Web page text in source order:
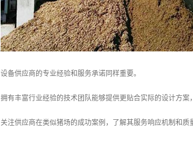
设备供应商的专业经验和服务承诺同样重要。
拥有丰富行业经验的技术团队能够提供更贴合实际的设计方
关注供应商在类似猪场的成功案例，了解其服务响应机制和质